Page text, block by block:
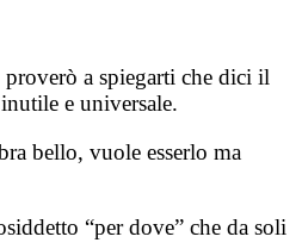
a spiegarti che dici il
e universale.
bello, vuole esserlo ma
“per dove” che da soli